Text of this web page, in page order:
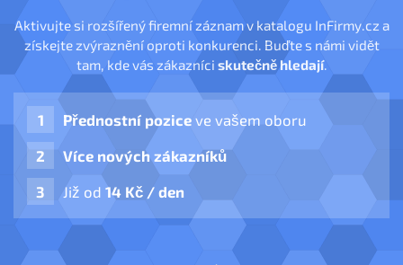
Aktivujte si rozšířený firemní záznam v katalogu InFirmy.cz a
získejte zvýraznění oproti konkurenci. Buďte s námi vidět
tam, kde vás zákazníci skutečně hledají.
Přednostní pozice ve vašem oboru
Více nových zákazníků
Již od 14 Kč / den